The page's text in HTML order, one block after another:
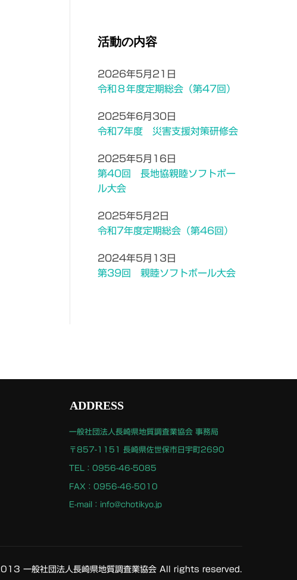
活動の内容
2026年5月21日
令和８年度定期総会（第47回）
2025年6月30日
令和7年度 災害支援対策研修会
2025年5月16日
第40回 長地協親睦ソフトボー
ル大会
2025年5月2日
令和7年度定期総会（第46回）
2024年5月13日
第39回 親睦ソフトボール大会
ADDRESS
一般社団法人長崎県地質調査業協会 事務局
〒857-1151 長崎県佐世保市日宇町2690
TEL：0956-46-5085
FAX：0956-46-5010
E-mail：info@chotikyo.jp
一般社団法人長崎県地質調査業協会 All rights reserved.